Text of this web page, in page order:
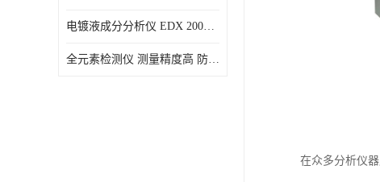
电镀液成分分析仪 EDX 2000A 测量 穿透力强
全元素检测仪 测量精度高 防尘 防水性能好
在众多分析仪